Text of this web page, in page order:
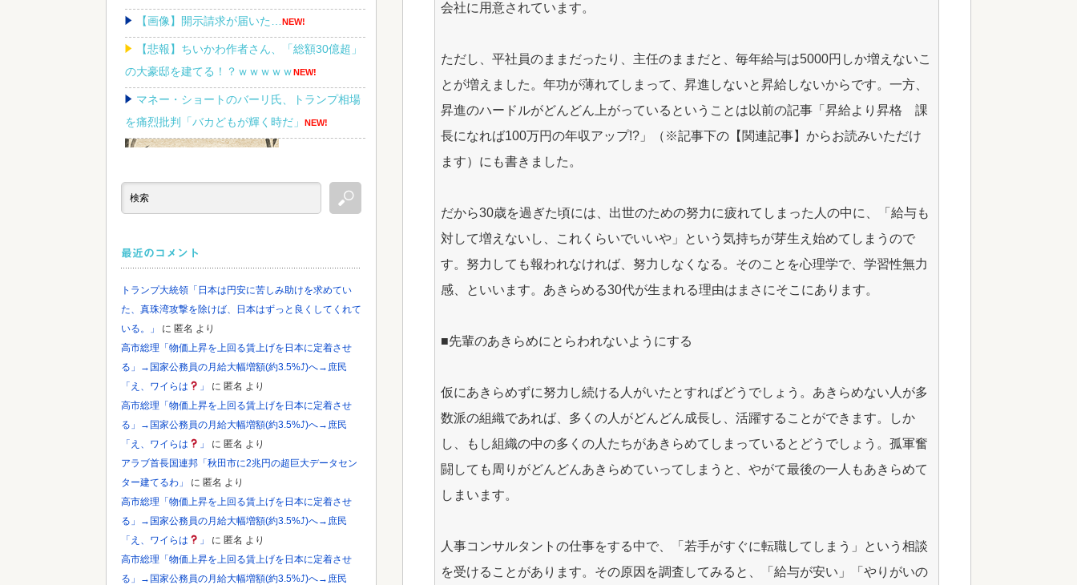
会社に用意されています。
ただし、平社員のままだったり、主任のままだと、毎年給与は5000円しか増えないこ
とが増えました。年功が薄れてしまって、昇進しないと昇給しないからです。一方、
昇進のハードルがどんどん上がっているということは以前の記事「昇給より昇格 課
長になれば100万円の年収アップ!?」（※記事下の【関連記事】からお読みいただけ
ます）にも書きました。
だから30歳を過ぎた頃には、出世のための努力に疲れてしまった人の中に、「給与も
対して増えないし、これくらいでいいや」という気持ちが芽生え始めてしまうので
す。努力しても報われなければ、努力しなくなる。そのことを心理学で、学習性無力
感、といいます。あきらめる30代が生まれる理由はまさにそこにあります。
■先輩のあきらめにとらわれないようにする
仮にあきらめずに努力し続ける人がいたとすればどうでしょう。あきらめない人が多
数派の組織であれば、多くの人がどんどん成長し、活躍することができます。しか
し、もし組織の中の多くの人たちがあきらめてしまっているとどうでしょう。孤軍奮
闘しても周りがどんどんあきらめていってしまうと、やがて最後の一人もあきらめて
しまいます。
人事コンサルタントの仕事をする中で、「若手がすぐに転職してしまう」という相談
を受けることがあります。その原因を調査してみると、「給与が安い」「やりがいの
【画像】開示請求が届いた… NEW!
【悲報】ちいかわ作者さん、「総額30億超」
の大豪邸を建てる！？ｗｗｗｗｗNEW!
マネー・ショートのバーリ氏、トランプ相場
を痛烈批判「バカどもが輝く時だ」
NEW!
Powered by livedoor 相互RSS
最近のコメント
トランプ大統領「日本は円安に苦しみ助けを求めてい
た、真珠湾攻撃を除けば、日本はずっと良くしてくれて
いる。」
に 匿名 より
高市総理「物価上昇を上回る賃上げを日本に定着させ
る」→国家公務員の月給大幅増額(約3.5%⤴)へ→庶民
「え、ワイらは
」 に 匿名 より
高市総理「物価上昇を上回る賃上げを日本に定着させ
る」→国家公務員の月給大幅増額(約3.5%⤴)へ→庶民
「え、ワイらは
」 に 匿名 より
アラブ首長国連邦「秋田市に2兆円の超巨大データセン
ター建てるわ」
に 匿名 より
高市総理「物価上昇を上回る賃上げを日本に定着させ
る」→国家公務員の月給大幅増額(約3.5%⤴)へ→庶民
「え、ワイらは
」 に 匿名 より
高市総理「物価上昇を上回る賃上げを日本に定着させ
る」→国家公務員の月給大幅増額(約3.5%⤴)へ→庶民